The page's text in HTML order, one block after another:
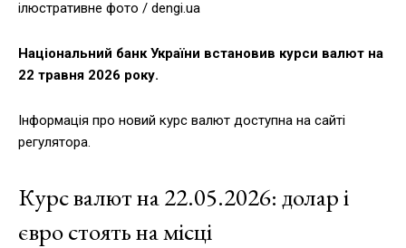
ілюстративне фото / dengi.ua
Національний банк України встановив курси валют на
22 травня 2026 року.
Інформація про новий курс валют доступна на сайті
регулятора.
Курс валют на 22.05.2026: долар і
євро стоять на місці